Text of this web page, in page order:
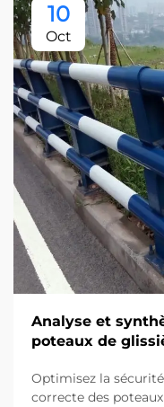
10
Oct
Analyse et
poteaux de
Optimisez la
correcte des